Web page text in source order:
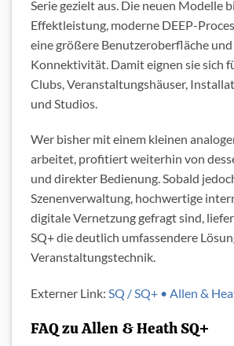
Serie gezielt aus. Die neuen Modelle
Effektleistung, moderne DEEP-
eine größere Benutzeroberfläche
Konnektivität. Damit eignen sie sich
Clubs, Veranstaltungshäuser,
und Studios.
Wer bisher mit einem kleinen
arbeitet, profitiert weiterhin von
und direkter Bedienung. Sobald
Szenenverwaltung, hochwertige
digitale Vernetzung gefragt sind,
SQ+ die deutlich umfassendere
Veranstaltungstechnik.
Externer Link: SQ / SQ+ • Allen &
FAQ zu Allen & Heath SQ+